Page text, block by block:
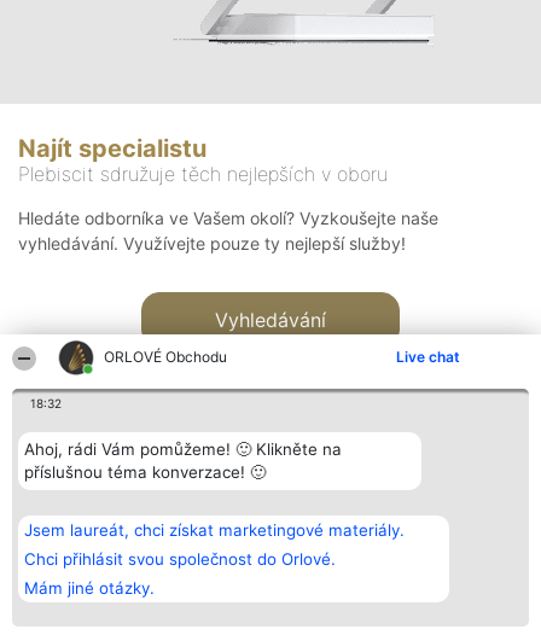
ORLOVÉ Obchodu Live chat
18:32
Ahoj, rádi Vám pomůžeme! 🙂 Klikněte na
příslušnou téma konverzace! 🙂
Jsem laureát, chci získat marketingové materiály.
Chci přihlásit svou společnost do Orlové.
Mám jiné otázky.
Najít specialistu
Plebiscit sdružuje těch nejlepších v oboru
Hledáte odborníka ve Vašem okolí? Vyzkoušejte naše
vyhledávání. Využívejte pouze ty nejlepší služby!
Vyhledávání
Bright Side Solutions sp. z o.
o. sp. k.
ul. Ruska 22
Wrocław 50-079
KRS 0000749100 | Regon
381313360 | NIP 8943132676
Vítězové
Seznam všech
laureátů
Zásady
Zásady
Kontakt